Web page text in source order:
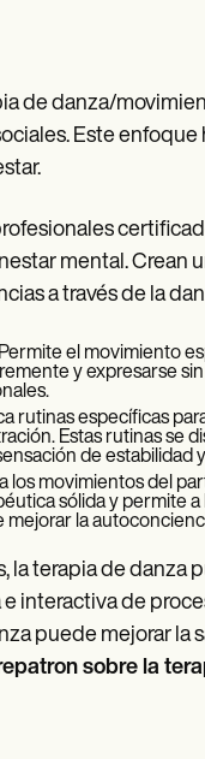
de danza/
Este
mental. Crean
a través de la
el movimiento
y expresarse
rutinas específicas
Estas rutinas se
de estabilidad
los movimientos del
sólida y permite
mejorar la
la terapia de danza
interactiva de
puede mejorar
sobre la